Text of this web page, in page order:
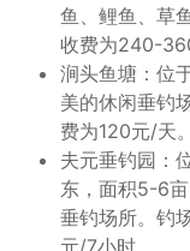
鱼、鲤鱼、草
收费为240-
涧头鱼塘：位
美的休闲垂钓
费为120元/天。
夫元垂钓园：
东，面积5-6
垂钓场所。钓
元/7小时。